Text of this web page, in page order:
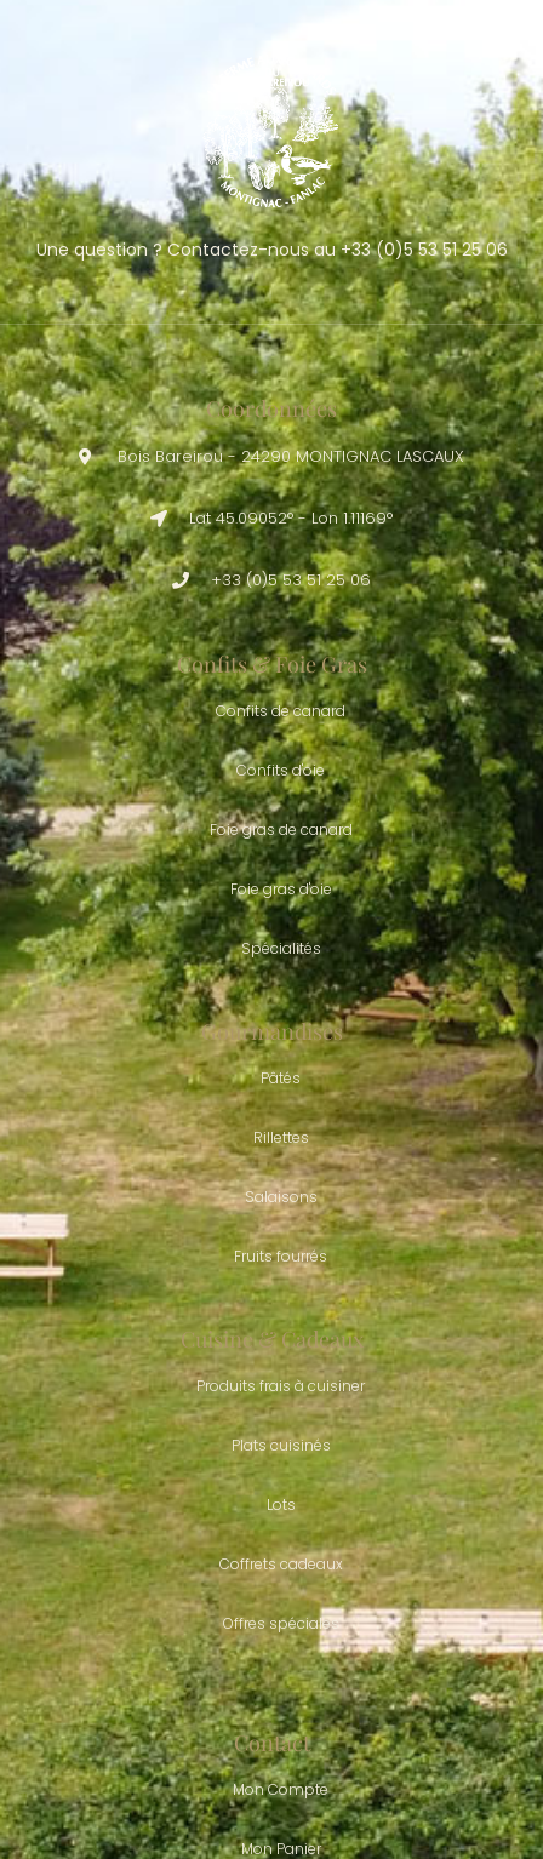
Une question ? Contactez-nous au +33 (0)5 53 51 25 06
Coordonnées
Bois Bareirou - 24290 MONTIGNAC LASCAUX
Lat 45.09052° - Lon 1.11169°
+33 (0)5 53 51 25 06
Confits & Foie Gras
Confits de canard
Confits d'oie
Foie gras de canard
Foie gras d'oie
Spécialités
Gourmandises
Pâtés
Rillettes
Salaisons
Fruits fourrés
Cuisine & Cadeaux
Produits frais à cuisiner
Plats cuisinés
Lots
Coffrets cadeaux
Offres spéciales
Contact
Mon Compte
Mon Panier